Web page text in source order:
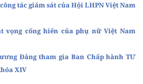
tác giám sát của Hội LHPN Việt Nam
vọng cống hiến của phụ nữ Việt Nam
Đảng tham gia Ban Chấp hành TƯ
XIV